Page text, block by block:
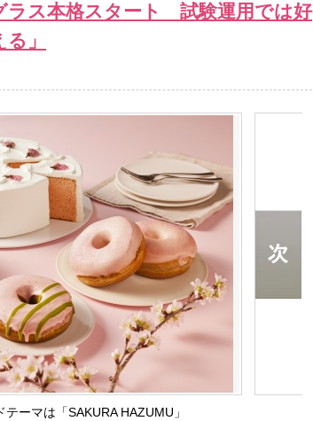
ラス本格スタート 試験運用では好
」
ーマは「SAKURA HAZUMU」